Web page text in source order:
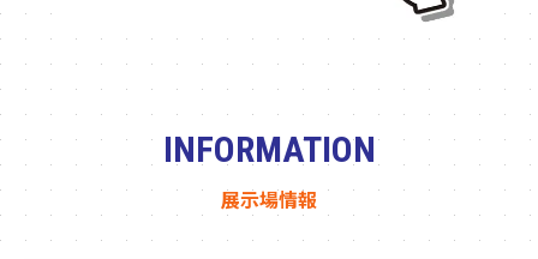
INFORMATION
展示場情報